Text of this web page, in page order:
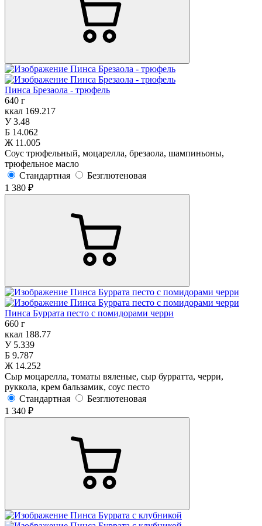
Пинса Брезаола - трюфель
640 г
ккал 169.217
У3.48
Б 14.062
Ж 11.005
Соус трюфельный, моцарелла, брезаола, шампиньоны,
трюфельное масло
Стандартная
Безглютеновая
1 380 ₽
Пинса Буррата песто с помидорами черри
660 г
ккал 188.77
У5.339
Б 9.787
Ж 14.252
Сыр моцарелла, томаты вяленые, сыр бурратта, черри,
руккола, крем бальзамик, соус песто
Стандартная
Безглютеновая
1 340 ₽